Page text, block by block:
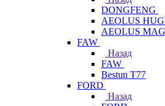
DONGFENG
AEOLUS
AEOLUS
FAW
Назад
FAW
Bestun T77
FORD
Назад